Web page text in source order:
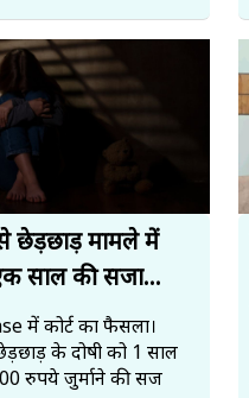
छेड़छाड़ मामले में
साल की सजा...
में कोर्ट का फैसला।
के दोषी को 1 साल
रुपये जुर्माने की सज